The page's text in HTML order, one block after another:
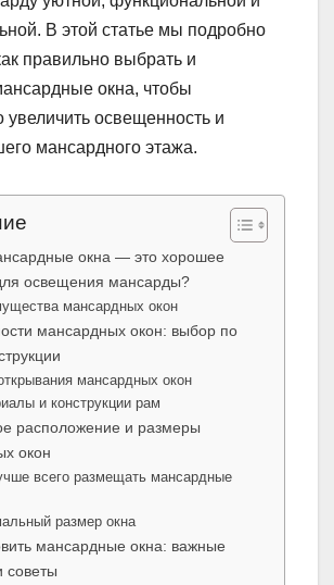
В этой статье мы подробно
правильно выбрать и
окна, чтобы
увеличить освещенность и
мансардного этажа.
окна — это хорошее
освещения мансарды?
мансардных окон
мансардных окон: выбор по
мансардных окон
и конструкции рам
расположение и размеры
окон
всего размещать мансардные
размер окна
мансардные окна: важные
советы